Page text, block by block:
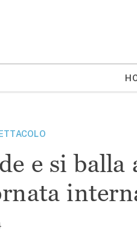
e si